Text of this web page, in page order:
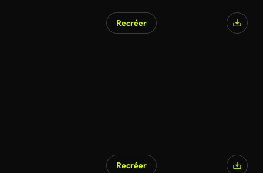
Recréer
Recréer